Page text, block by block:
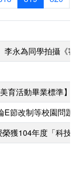
李永為同學拍攝《審
育活動畢業標準】
節改制等校園問題
獲104年度「科技